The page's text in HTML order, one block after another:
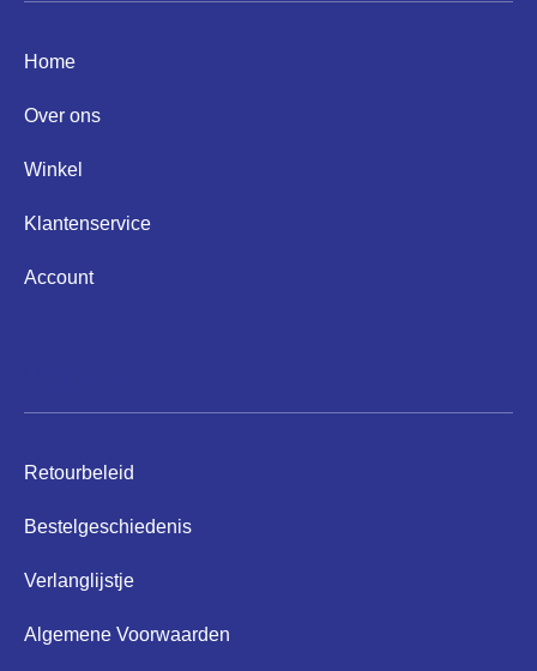
Home
Over ons
Winkel
Klantenservice
Account
Retourbeleid
Bestelgeschiedenis
Verlanglijstje
Algemene Voorwaarden